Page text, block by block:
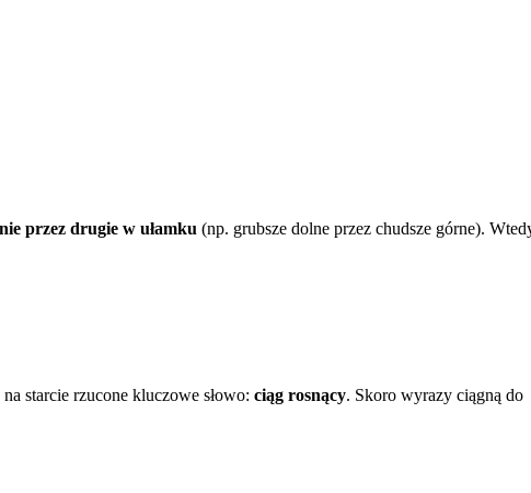
przez drugie w ułamku (np. grubsze dolne przez chudsze górne).
starcie rzucone kluczowe słowo:ciąg rosnący. Skoro wyrazy ciągną do